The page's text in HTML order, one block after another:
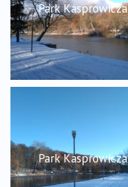
Park Kasprowicza
Park Kasprowicza